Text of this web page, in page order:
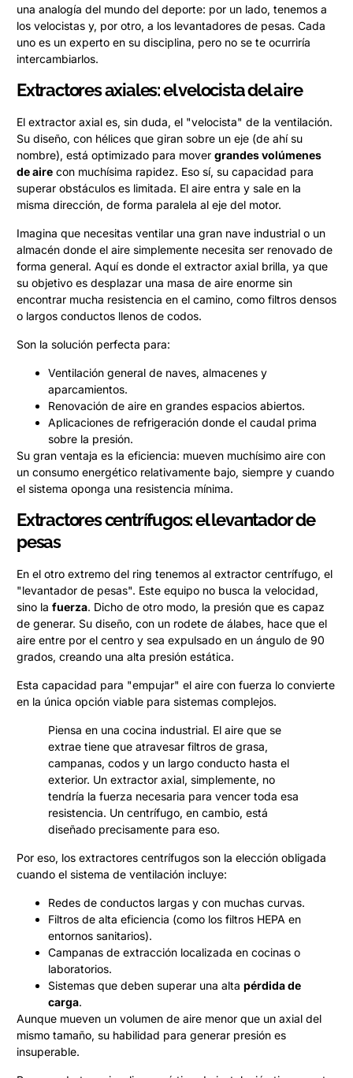
una analogía del mundo del deporte: por un lado, tenemos a
los velocistas y, por otro, a los levantadores de pesas. Cada
uno es un experto en su disciplina, pero no se te ocurriría
intercambiarlos.
Extractores axiales: el velocista del aire
El extractor axial es, sin duda, el "velocista" de la ventilación.
Su diseño, con hélices que giran sobre un eje (de ahí su
nombre), está optimizado para mover grandes volúmenes
de aire con muchísima rapidez. Eso sí, su capacidad para
superar obstáculos es limitada. El aire entra y sale en la
misma dirección, de forma paralela al eje del motor.
Imagina que necesitas ventilar una gran nave industrial o un
almacén donde el aire simplemente necesita ser renovado de
forma general. Aquí es donde el extractor axial brilla, ya que
su objetivo es desplazar una masa de aire enorme sin
encontrar mucha resistencia en el camino, como filtros densos
o largos conductos llenos de codos.
Son la solución perfecta para:
Ventilación general de naves, almacenes y
aparcamientos.
Renovación de aire en grandes espacios abiertos.
Aplicaciones de refrigeración donde el caudal prima
sobre la presión.
Su gran ventaja es la eficiencia: mueven muchísimo aire con
un consumo energético relativamente bajo, siempre y cuando
el sistema oponga una resistencia mínima.
Extractores centrífugos: el levantador de
pesas
En el otro extremo del ring tenemos al extractor centrífugo, el
"levantador de pesas". Este equipo no busca la velocidad,
sino la fuerza. Dicho de otro modo, la presión que es capaz
de generar. Su diseño, con un rodete de álabes, hace que el
aire entre por el centro y sea expulsado en un ángulo de 90
grados, creando una alta presión estática.
Esta capacidad para "empujar" el aire con fuerza lo convierte
en la única opción viable para sistemas complejos.
Piensa en una cocina industrial. El aire que se
extrae tiene que atravesar filtros de grasa,
campanas, codos y un largo conducto hasta el
exterior. Un extractor axial, simplemente, no
tendría la fuerza necesaria para vencer toda esa
resistencia. Un centrífugo, en cambio, está
diseñado precisamente para eso.
Por eso, los extractores centrífugos son la elección obligada
cuando el sistema de ventilación incluye:
Redes de conductos largas y con muchas curvas.
Filtros de alta eficiencia (como los filtros HEPA en
entornos sanitarios).
Campanas de extracción localizada en cocinas o
laboratorios.
Sistemas que deben superar una alta pérdida de
carga.
Aunque mueven un volumen de aire menor que un axial del
mismo tamaño, su habilidad para generar presión es
insuperable.